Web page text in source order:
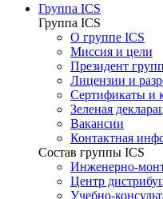
Группа ICS
Группа ICS
О группе ICS
Миссия и цели
Президент
Лицензии и
Сертификаты и
Зеленая
Вакансии
Контактная
Состав группы ICS
Инженерно-
Центр
Учебно-